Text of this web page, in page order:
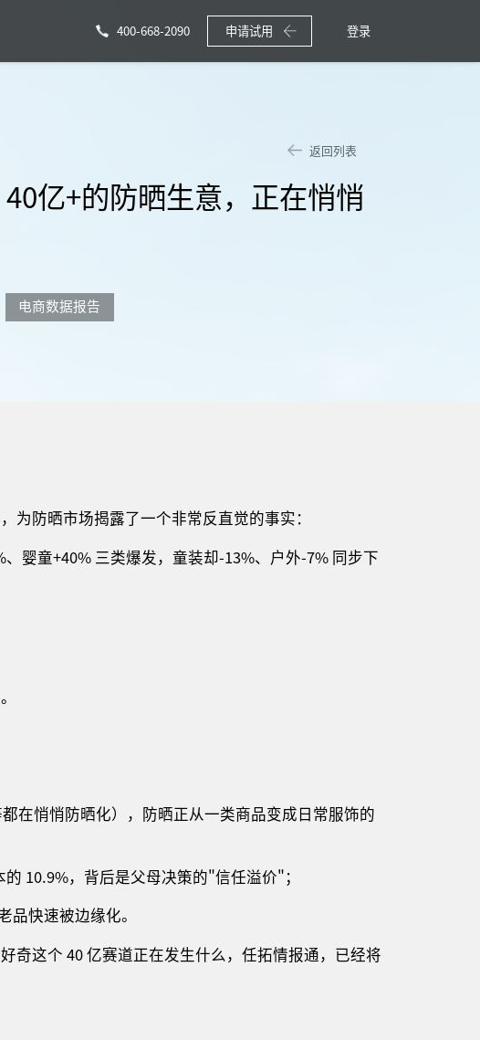
400-668-2090 申请试用 登录
返回列表
亿+的防晒生意，正在悄悄
电商数据报告
为防晒市场揭露了一个非常反直觉的事实：
婴童+40% 三类爆发，童装却-13%、户外-7% 同步下
在悄悄防晒化），防晒正从一类商品变成日常服饰的
10.9%，背后是父母决策的"信任溢价"；
快速被边缘化。
奇这个 40 亿赛道正在发生什么，任拓情报通，已经将